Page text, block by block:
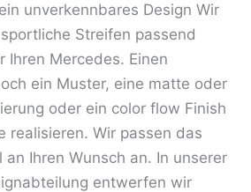
unverkennbares Design Wir
Streifen passend
Ihren Mercedes. Einen
ein Muster, eine matte oder
oder ein color flow Finish
realisieren. Wir passen das
an Ihren Wunsch an. In unserer
entwerfen wir